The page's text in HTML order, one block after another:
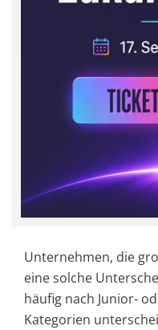
Unternehmen, die
eine solche
häufig nach Junior-
Kategorien